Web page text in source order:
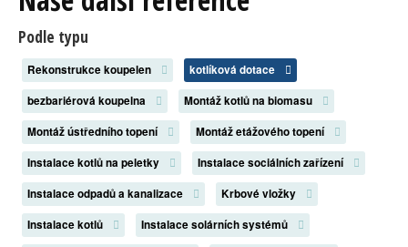
Podle typu
Rekonstrukce koupelen
kotlíková dotace
bezbariérová koupelna
Montáž kotlů na biomasu
Montáž ústředního topení
Montáž etážového topení
Instalace kotlů na peletky
Instalace sociálních zařízení
Instalace odpadů a kanalizace
Krbové vložky
Instalace kotlů
Instalace solárních systémů